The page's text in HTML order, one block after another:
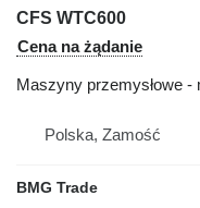
CFS WTC600
Cena na żądanie
Maszyny przemysłowe -
Polska, Zamość
BMG Trade